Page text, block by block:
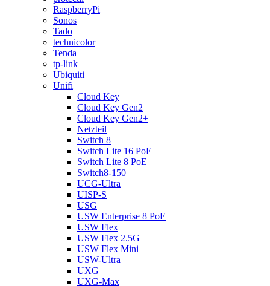
RaspberryPi
Sonos
Tado
technicolor
Tenda
tp-link
Ubiquiti
Unifi
Cloud Key
Cloud Key Gen2
Cloud Key Gen2+
Netzteil
Switch 8
Switch Lite 16 PoE
Switch Lite 8 PoE
Switch8-150
UCG-Ultra
UISP-S
USG
USW Enterprise 8 PoE
USW Flex
USW Flex 2.5G
USW Flex Mini
USW-Ultra
UXG
UXG-Max